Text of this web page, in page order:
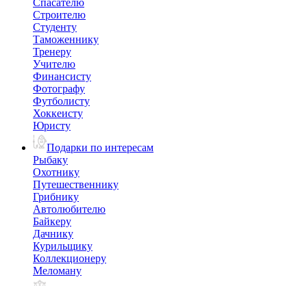
Спасателю
Строителю
Студенту
Таможеннику
Тренеру
Учителю
Финансисту
Фотографу
Футболисту
Хоккеисту
Юристу
Подарки по интересам
Рыбаку
Охотнику
Путешественнику
Грибнику
Автолюбителю
Байкеру
Дачнику
Курильщику
Коллекционеру
Меломану